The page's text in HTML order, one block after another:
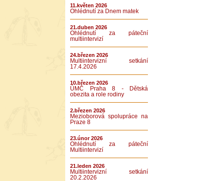
11.květen 2026
Ohlédnutí za Dnem matek
21.duben 2026
Ohlédnutí za páteční
multiintervizí
24.březen 2026
Multiintervizní setkání
17.4.2026
10.březen 2026
ÚMČ Praha 8 - Dětská
obezita a role rodiny
2.březen 2026
Mezioborová spolupráce na
Praze 8
23.únor 2026
Ohlédnutí za páteční
Multiintervizí
21.leden 2026
Multiintervizní setkání
20.2.2026